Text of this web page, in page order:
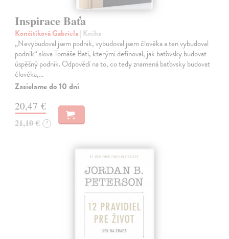
Inspirace Baťa
Končitíková Gabriela| Kniha
„Nevybudoval jsem podnik, vybudoval jsem člověka a ten vybudoval
podnik“ slova Tomáše Bati, kterými definoval, jak baťovsky budovat
úspěšný podnik. Odpovědí na to, co tedy znamená baťovsky budovat
člověka,…
Zasielame do 10 dní
20,47 €
21,10 € ?